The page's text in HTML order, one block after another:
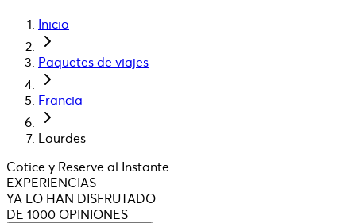
Inicio
Paquetes de viajes
Francia
Lourdes
Cotice y Reserve al Instante
EXPERIENCIAS
YA LO HAN DISFRUTADO
DE 1000 OPINIONES